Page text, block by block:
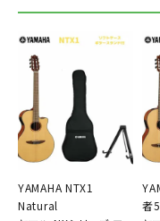
YAMAHA NTX1
Natural
者5